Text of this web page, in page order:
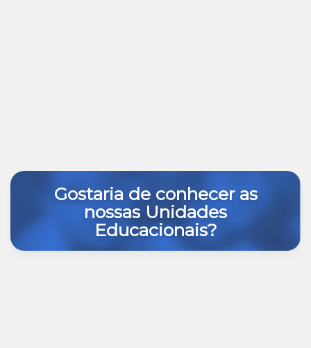
Gostaria de conhecer as
nossas Unidades
Educacionais?